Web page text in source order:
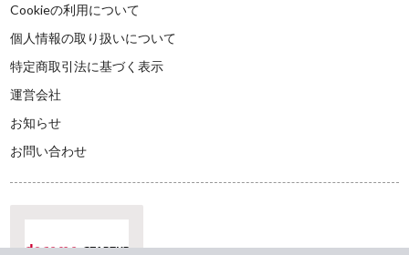
Cookieの利用について
個人情報の取り扱いについて
特定商取引法に基づく表示
運営会社
お知らせ
お問い合わせ